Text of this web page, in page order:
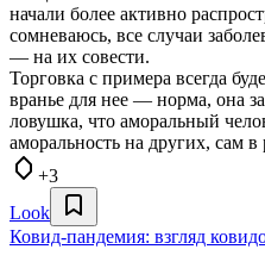
начали более активно
сомневаюсь, все случаи
— на их совести.
Торговка с примера всегда
вранье для нее — норма, она
ловушка, что аморальный
аморальность на других, сам в
+3
Look
Ковид-пандемия: взгляд